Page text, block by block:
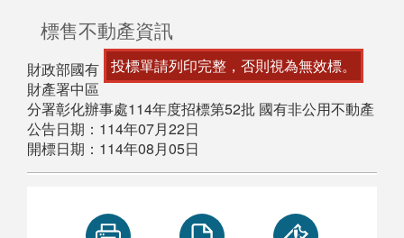
標售不動產資訊
投標單請列印完整，否則視為無效標。
財政部國有
財產署中區
分署彰化辦事處114年度招標第52批 國有非公用不動產
公告日期：114年07月22日
開標日期：114年08月05日